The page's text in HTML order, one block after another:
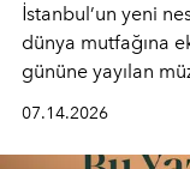
İstanbul’un yeni
dünya mutfağına
gününe yayılan
lüks" anlayışıyla
07.14.2026